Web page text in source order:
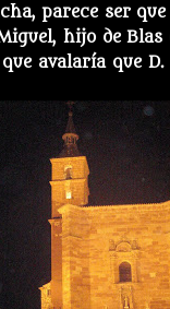
parece ser
hijo de Blas
avalaría que